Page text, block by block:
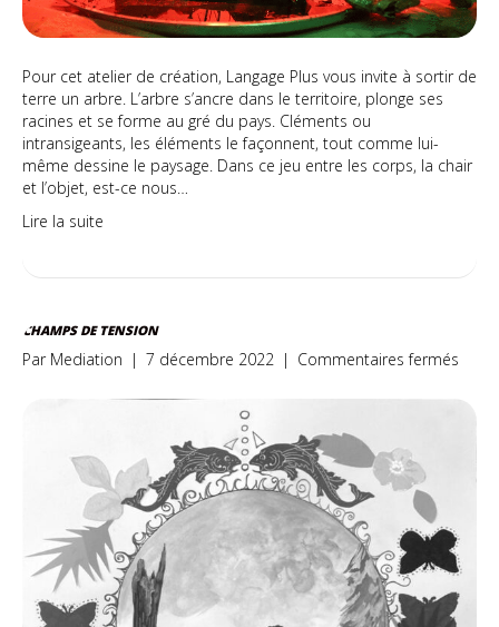
Pour cet atelier de création, Langage Plus vous invite à sortir de
terre un arbre. L’arbre s’ancre dans le territoire, plonge ses
racines et se forme au gré du pays. Cléments ou
intransigeants, les éléments le façonnent, tout comme lui-
même dessine le paysage. Dans ce jeu entre les corps, la chair
et l’objet, est-ce nous…
Lire la suite
CHAMPS DE TENSION
Par Mediation | 7 décembre 2022 | Commentaires fermés